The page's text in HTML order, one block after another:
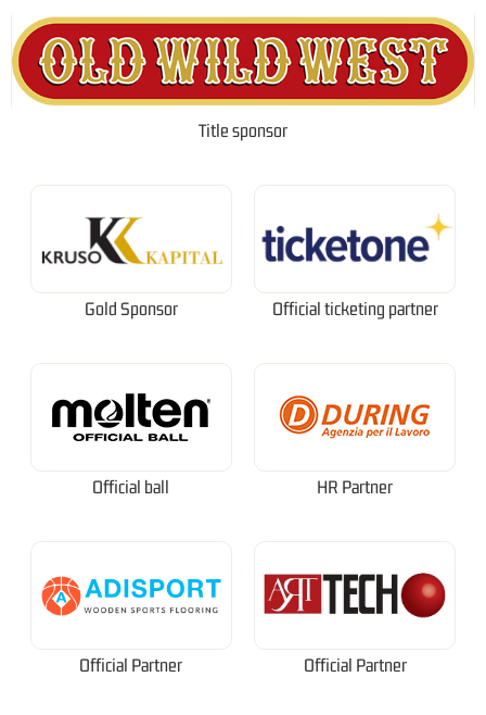
Title sponsor
Gold Sponsor Official ticketing partner
Official ball HR Partner
Official Partner Official Partner